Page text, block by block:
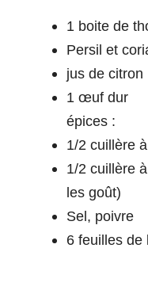
1 boite de
Persil et
jus de citron
1 œuf dur
épices :
1/2 cuillère
1/2 cuillère
les goût)
Sel, poivre
6 feuilles de